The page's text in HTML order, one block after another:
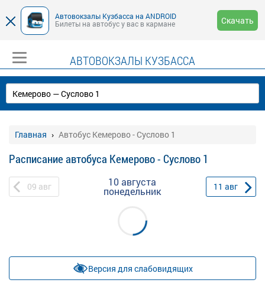
Автовокзалы Кузбасса на ANDROID
Билеты на автобус у вас в кармане
Скачать
АВТОВОКЗАЛЫ КУЗБАССА
Главная Автобус Кемерово - Суслово 1
Расписание автобуса Кемерово - Суслово 1
09 авг 10 августа
понедельник 11 авг
Версия для слабовидящих